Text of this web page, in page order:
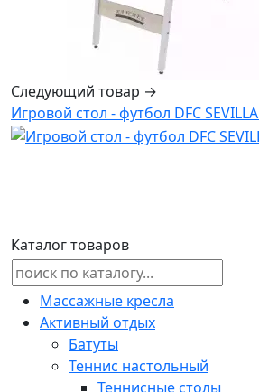
Следующий товар →
Игровой стол - футбол DFC SEVILLA
Каталог товаров
Массажные кресла
Активный отдых
Батуты
Теннис настольный
Теннисные столы